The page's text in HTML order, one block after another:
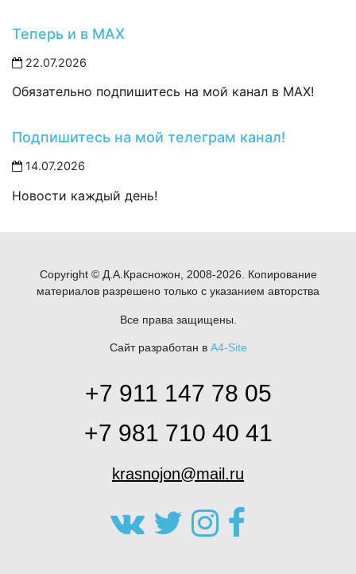
Теперь и в MAX
22.07.2026
Обязательно подпишитесь на мой канал в MAX!
Подпишитесь на мой телеграм канал!
14.07.2026
Новости каждый день!
Copyright © Д.А.Красножон, 2008-2026. Копирование
материалов разрешено только с указанием авторства
Все права защищены.
Сайт разработан в A4-Site
+7 911 147 78 05
+7 981 710 40 41
krasnojon@mail.ru